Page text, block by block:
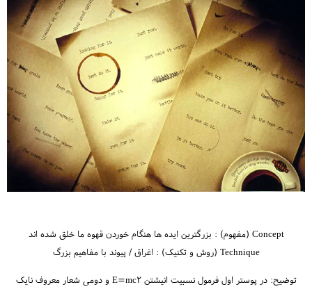
Concept (مفهوم) : بزرگترین ایده ها هنگام خوردن قهوه ما خلق شده اند
Technique (روش و تکنیک) : اغراق / پیوند با مفاهیم بزرگ
توضیح: در پوستر اول فرمول نسبیت انیشتن E=mc2 و دومی شعار معروف نایک